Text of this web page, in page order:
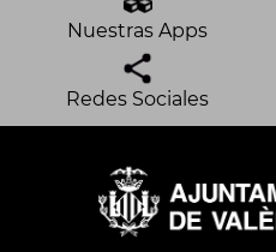
Nuestras Apps
Redes Sociales